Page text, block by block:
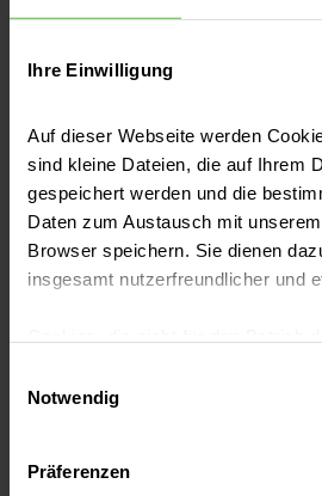
Ihre Einwilligung
Auf dieser Webseite werden
sind kleine Dateien, die auf Ihrem
gespeichert werden und die
Daten zum Austausch mit
Browser speichern. Sie dienen
insgesamt nutzerfreundlicher und
eingesetzt werden.
Es steht Ihnen frei, unsere Seite
Cookies zu benutzen, eine
Notwendig
Präferenzen
werden? Für
es oft schwer, eine
es Ihnen so leicht wie
machen, unsere
nachzuprüfen: Auf
finden Sie gebündelt
für eines unserer